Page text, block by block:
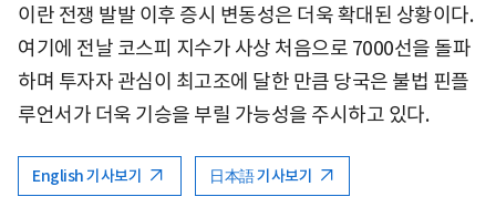
이란 전쟁 발발 이후 증시 변동성은 더욱 확대된 상황이다.
여기에 전날 코스피 지수가 사상 처음으로 7000선을 돌파
하며 투자자 관심이 최고조에 달한 만큼 당국은 불법 핀플
루언서가 더욱 기승을 부릴 가능성을 주시하고 있다.
English 기사보기 日本語 기사보기